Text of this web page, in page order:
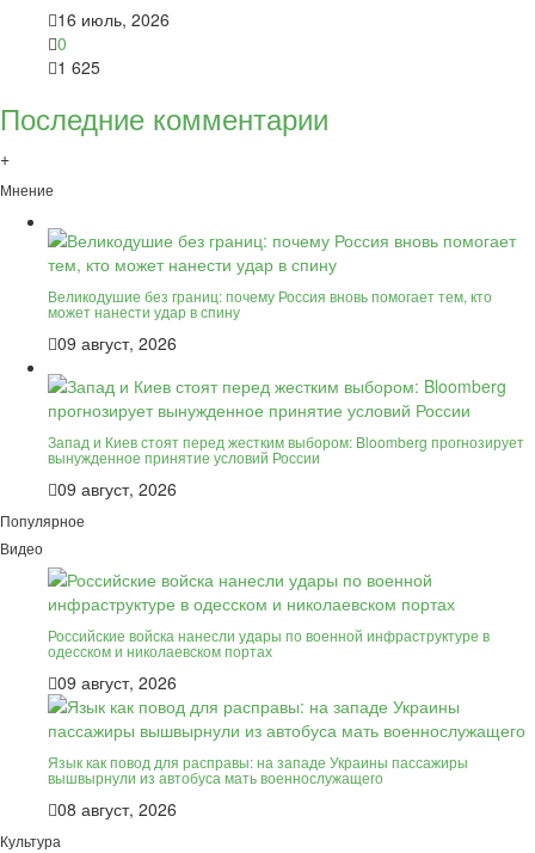
16 июль, 2026
0
1 625
Последние комментарии
+
Мнение
Великодушие без границ: почему Россия вновь помогает тем, кто
может нанести удар в спину
09 август, 2026
Запад и Киев стоят перед жестким выбором: Bloomberg прогнозирует
вынужденное принятие условий России
09 август, 2026
Популярное
Видео
Российские войска нанесли удары по военной инфраструктуре в
одесском и николаевском портах
09 август, 2026
Язык как повод для расправы: на западе Украины пассажиры
вышвырнули из автобуса мать военнослужащего
08 август, 2026
Культура